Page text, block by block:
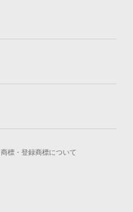
商標・登録商標について